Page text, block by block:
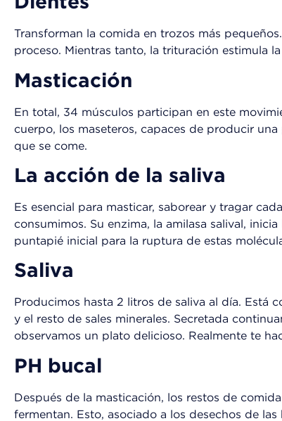
Transforman la comida en trozos más
proceso. Mientras tanto, la trituración estimula
Masticación
En total, 34 músculos participan en este
cuerpo, los maseteros, capaces de producir
que se come.
La acción de la saliva
Es esencial para masticar, saborear y tragar
consumimos. Su enzima, la amilasa salival,
puntapié inicial para la ruptura de estas
Saliva
Producimos hasta 2 litros de saliva al día. Está
y el resto de sales minerales. Secretada
observamos un plato delicioso. Realmente te
PH bucal
Después de la masticación, los restos de
fermentan. Esto, asociado a los desechos de